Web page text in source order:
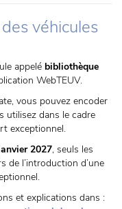
véhicules
appelé bibliothèque
WebTEUV.
vous pouvez encoder
utilisez dans le cadre
exceptionnel.
2027, seuls les
de l’introduction d’une
et explications dans :